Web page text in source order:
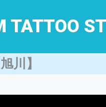
TATTOO
川】